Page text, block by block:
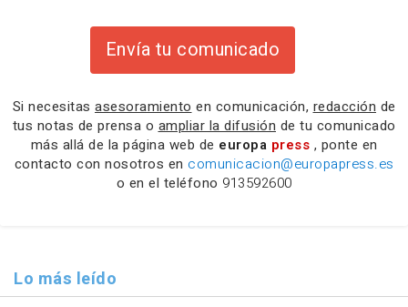
Envía tu comunicado
Si necesitas asesoramiento en comunicación, redacción de
tus notas de prensa o ampliar la difusión de tu comunicado
más allá de la página web de europa press , ponte en
contacto con nosotros en comunicacion@europapress.es
o en el teléfono 913592600
Lo más leído